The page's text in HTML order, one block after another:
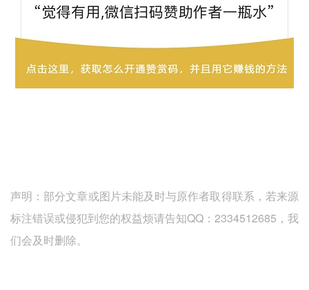
声明：部分文章或图片未能及时与原作者取得联系，若来源
标注错误或侵犯到您的权益烦请告知QQ：2334512685，我
们会及时删除。